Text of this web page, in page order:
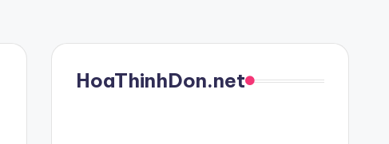
HoaThinhDon.net